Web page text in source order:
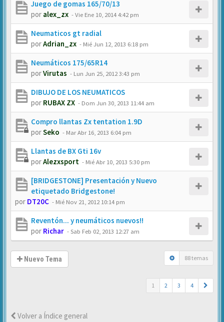
Juego de gomas 165/70/13
por alex_zx -Vie Ene 10, 2014 4:42 pm
Neumaticos gt radial
porAdrian_zx - Mié Jun 12, 2013 6:18 pm
Neumáticos 175/65R14
porVirutas - Lun Jun 25, 2012 3:43 pm
DIBUJO DE LOS NEUMATICOS
por RUBAX ZX - Dom Jun 30, 2013 11:44 am
Compro llantas Zx tentation 1.9D
porSeko - Mar Abr 16, 2013 6:04 pm
Llantas de BX Gti 16v
porAlezxsport - Mié Abr 10, 2013 5:30 pm
[BRIDGESTONE] Presentación y Nuevo
etiquetado Bridgestone!
por DT20C - Mié Nov 21, 2012 10:14 pm
Reventón... y neumáticos nuevos!!
por Richar -Sab Feb 02, 2013 12:27 am
Nuevo Tema 88 temas
1 2 3 4
Volver a Índice general